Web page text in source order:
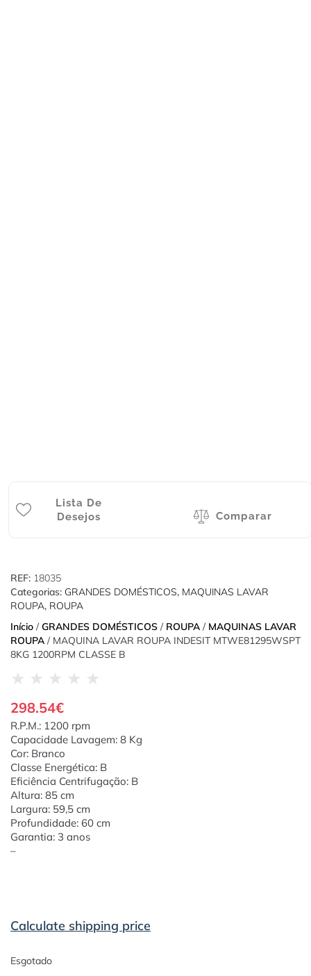
Lista De
Desejos
Comparar
REF: 18035
Categorias: GRANDES DOMÉSTICOS, MAQUINAS LAVAR
ROUPA, ROUPA
Início / GRANDES DOMÉSTICOS / ROUPA / MAQUINAS LAVAR
ROUPA / MAQUINA LAVAR ROUPA INDESIT MTWE81295WSPT
8KG 1200RPM CLASSE B
★ ★ ★ ★ ★
298.54€
R.P.M.: 1200 rpm
Capacidade Lavagem: 8 Kg
Cor: Branco
Classe Energética: B
Eficiência Centrifugação: B
Altura: 85 cm
Largura: 59,5 cm
Profundidade: 60 cm
Garantia: 3 anos
–
Calculate shipping price
Esgotado